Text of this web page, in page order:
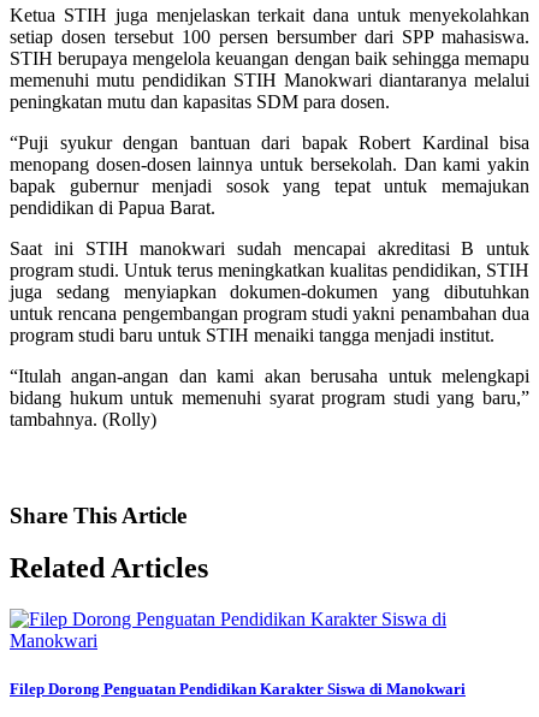
Ketua STIH juga menjelaskan terkait dana untuk menyekolahkan
setiap dosen tersebut 100 persen bersumber dari SPP mahasiswa.
STIH berupaya mengelola keuangan dengan baik sehingga memapu
memenuhi mutu pendidikan STIH Manokwari diantaranya melalui
peningkatan mutu dan kapasitas SDM para dosen.
“Puji syukur dengan bantuan dari bapak Robert Kardinal bisa
menopang dosen-dosen lainnya untuk bersekolah. Dan kami yakin
bapak gubernur menjadi sosok yang tepat untuk memajukan
pendidikan di Papua Barat.
Saat ini STIH manokwari sudah mencapai akreditasi B untuk
program studi. Untuk terus meningkatkan kualitas pendidikan, STIH
juga sedang menyiapkan dokumen-dokumen yang dibutuhkan
untuk rencana pengembangan program studi yakni penambahan dua
program studi baru untuk STIH menaiki tangga menjadi institut.
“Itulah angan-angan dan kami akan berusaha untuk melengkapi
bidang hukum untuk memenuhi syarat program studi yang baru,”
tambahnya. (Rolly)
Share This Article
RelatedArticles
Filep Dorong Penguatan Pendidikan Karakter Siswa di Manokwari